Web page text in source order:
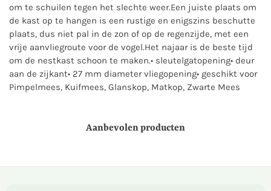
om te schuilen tegen het slechte weer.Een juiste plaats om
de kast op te hangen is een rustige en enigszins beschutte
plaats, dus niet pal in de zon of op de regenzijde, met een
vrije aanvliegroute voor de vogel.Het najaar is de beste tijd
om de nestkast schoon te maken.• sleutelgatopening• deur
aan de zijkant• 27 mm diameter vliegopening• geschikt voor
Pimpelmees, Kuifmees, Glanskop, Matkop, Zwarte Mees
Aanbevolen producten